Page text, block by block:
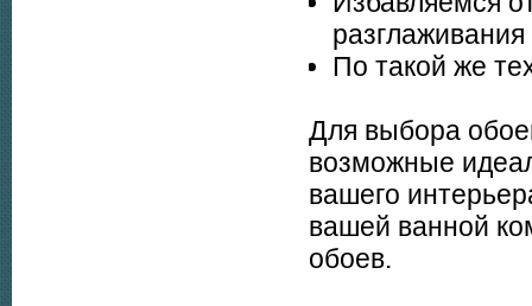
По такой же
Для выбора
возможные
вашего
вашей ванной
обоев.